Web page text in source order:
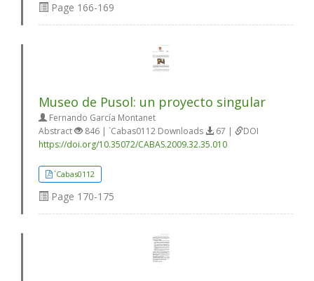
Page 166-169
Museo de Pusol: un proyecto singular
Fernando García Montanet
Abstract
846 | `Cabas0112 Downloads 67 |
DOI
https://doi.org/10.35072/CABAS.2009.32.35.010
`Cabas0112
Page 170-175